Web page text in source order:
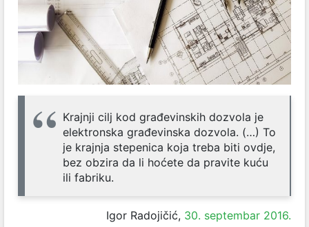
Krajnji cilj kod građevinskih dozvola je
elektronska građevinska dozvola. (…) To
je krajnja stepenica koja treba biti ovdje,
bez obzira da li hoćete da pravite kuću
ili fabriku.
Igor Radojičić, 30. septembar 2016.